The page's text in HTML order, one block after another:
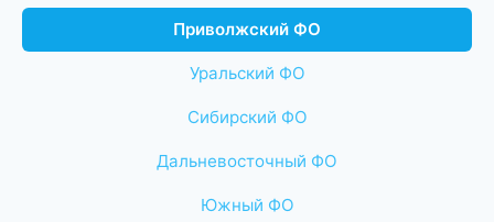
Приволжский ФО
Уральский ФО
Сибирский ФО
Дальневосточный ФО
Южный ФО